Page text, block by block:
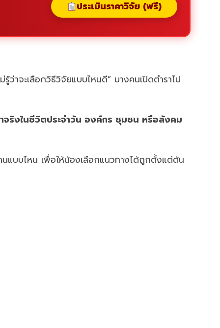
ประเมินราคาวิจัย (ฟรี)
าจะเลือกวิธีวิจัยแบบไหนดี” บางคนเปิดตำราไป
จริงในชีวิตประจำวัน องค์กร ชุมชน หรือสังคม
นแบบไหน เพื่อให้น้องเลือกแนวทางได้ถูกตั้งแต่ต้น